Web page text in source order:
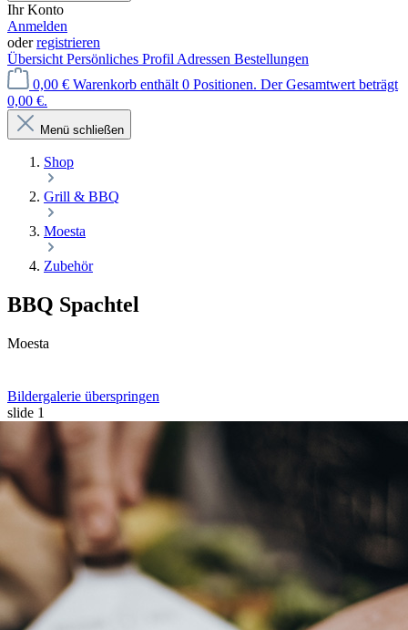
Ihr Konto
Anmelden
oderregistrieren
Übersicht Persönliches Profil Adressen Bestellungen
0,00 € Warenkorb enthält 0 Positionen. Der Gesamtwert beträgt
0,00 €.
Menü schließen
Shop
Grill & BBQ
Moesta
Zubehör
BBQ Spachtel
Moesta
Bildergalerie überspringen
slide 1